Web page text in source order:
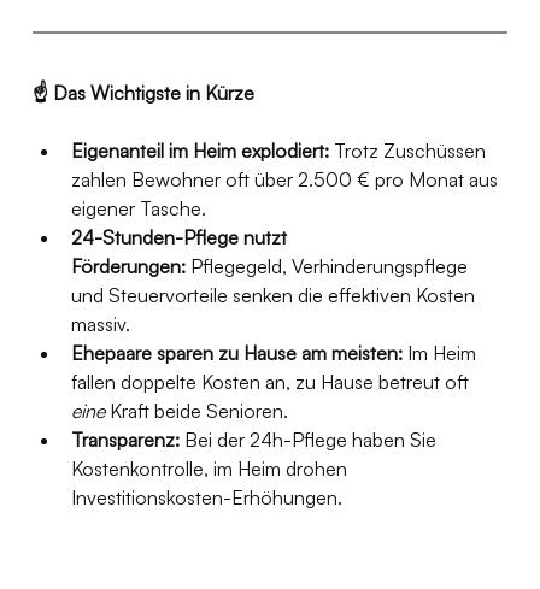
☝️ Das Wichtigste in Kürze
Eigenanteil im Heim explodiert: Trotz Zuschüssen
zahlen Bewohner oft über 2.500 € pro Monat aus
eigener Tasche.
24-Stunden-Pflege nutzt
Förderungen: Pflegegeld, Verhinderungspflege
und Steuervorteile senken die effektiven Kosten
massiv.
Ehepaare sparen zu Hause am meisten: Im Heim
fallen doppelte Kosten an, zu Hause betreut oft
eine Kraft beide Senioren.
Transparenz: Bei der 24h-Pflege haben Sie
Kostenkontrolle, im Heim drohen
Investitionskosten-Erhöhungen.